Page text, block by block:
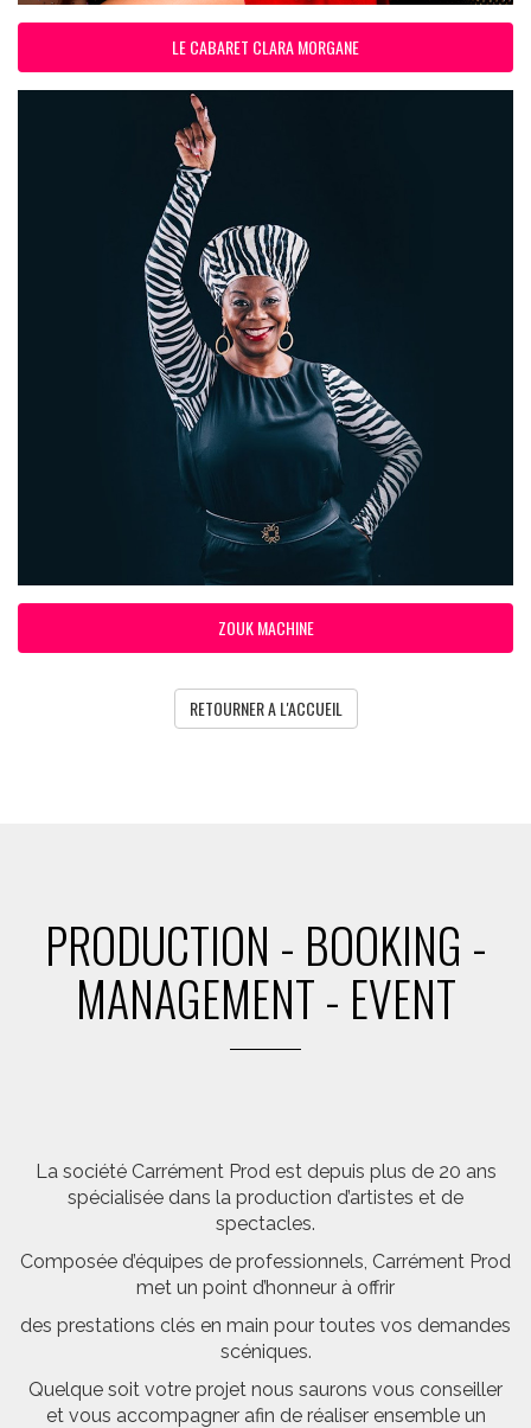
LE CABARET CLARA MORGANE
ZOUK MACHINE
RETOURNER A L'ACCUEIL
PRODUCTION - BOOKING -
MANAGEMENT - EVENT
La société Carrément Prod est depuis plus de 20 ans
spécialisée dans la production d’artistes et de
spectacles.
Composée d’équipes de professionnels, Carrément Prod
met un point d’honneur à offrir
des prestations clés en main pour toutes vos demandes
scéniques.
Quelque soit votre projet nous saurons vous conseiller
et vous accompagner afin de réaliser ensemble un